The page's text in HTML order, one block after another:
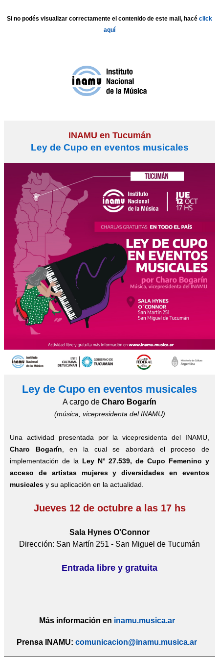
Si no podés visualizar correctamente el contenido de este mail, hacé click
aquí
INAMU en Tucumán
Ley de Cupo en eventos musicales
Ley de Cupo en eventos musicales
A cargo de Charo Bogarín
(música, vicepresidenta del INAMU)
Una actividad presentada por la vicepresidenta del INAMU,
Charo Bogarín , en la cual se abordará el proceso de
implementación de la Ley N° 27.539, de Cupo Femenino y
acceso de artistas mujeres y diversidades en eventos
musicales y su aplicación en la actualidad.
Jueves 12 de octubre a las 17 hs
Sala Hynes O'Connor
Dirección: San Martín 251 - San Miguel de Tucumán
Entrada libre y gratuita
Más información en inamu.musica.ar
Prensa INAMU: comunicacion@inamu.musica.ar